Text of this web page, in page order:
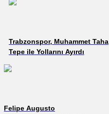
Trabzonspor, Muhammet Taha
Tepe ile Yollarını Ayırdı
Felipe Augusto